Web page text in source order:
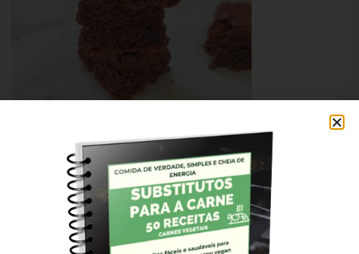
*Se quiser trocar por farinha de trigo sugiro colocarmos 1
xícara e 1/2.
Compartilhe com alguém que possa gostar dessa receita 💚